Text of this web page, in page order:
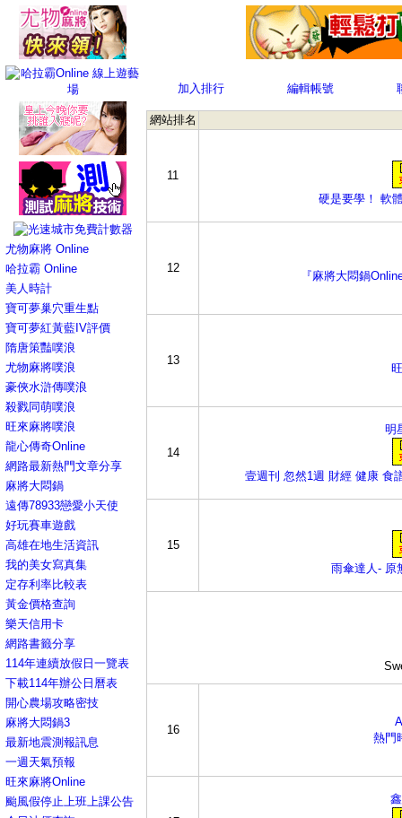
尤物麻將 Online
哈拉霸 Online
美人時計
寶可夢巢穴重生點
寶可夢紅黃藍IV評價
隋唐策豔噗浪
尤物麻將噗浪
豪俠水滸傳噗浪
殺戮同萌噗浪
旺來麻將噗浪
龍心傳奇Online
網路最新熱門文章分享
麻將大悶鍋
遠傳78933戀愛小天使
好玩賽車遊戲
高雄在地生活資訊
我的美女寫真集
定存利率比較表
黃金價格查詢
樂天信用卡
網路書籤分享
114年連續放假日一覽表
下載114年辦公日曆表
開心農場攻略密技
麻將大悶鍋3
最新地震測報訊息
一週天氣預報
旺來麻將Online
颱風假停止上班上課公告
加入排行 編輯帳號
網站排名
11
硬是要學！ 軟
12
『麻將大悶鍋
13
14
明
壹週刊 忽然1週 財經 健康 食
15
雨傘達人- 原
16
熱門